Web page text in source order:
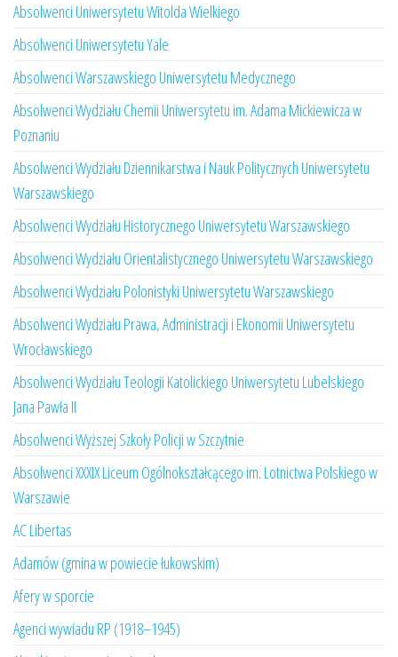
Absolwenci Uniwersytetu Witolda Wielkiego
Absolwenci Uniwersytetu Yale
Absolwenci Warszawskiego Uniwersytetu Medycznego
Absolwenci Wydziału Chemii Uniwersytetu im. Adama Mickiewicza w
Poznaniu
Absolwenci Wydziału Dziennikarstwa i Nauk Politycznych Uniwersytetu
Warszawskiego
Absolwenci Wydziału Historycznego Uniwersytetu Warszawskiego
Absolwenci Wydziału Orientalistycznego Uniwersytetu Warszawskiego
Absolwenci Wydziału Polonistyki Uniwersytetu Warszawskiego
Absolwenci Wydziału Prawa, Administracji i Ekonomii Uniwersytetu
Wrocławskiego
Absolwenci Wydziału Teologii Katolickiego Uniwersytetu Lubelskiego
Jana Pawła II
Absolwenci Wyższej Szkoły Policji w Szczytnie
Absolwenci XXXIX Liceum Ogólnokształcącego im. Lotnictwa Polskiego w
Warszawie
AC Libertas
Adamów (gmina w powiecie łukowskim)
Afery w sporcie
Agenci wywiadu RP (1918–1945)